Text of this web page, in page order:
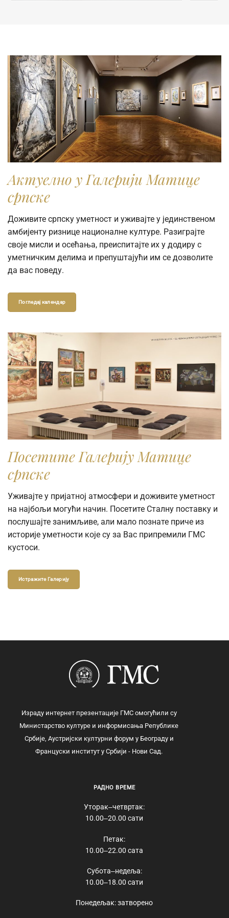
Актуелно у Галерији Матице
српске
Доживите српску уметност и уживајте у јединственом
амбијенту ризнице националне културе. Разиграјте
своје мисли и осећања, преиспитајте их у додиру с
уметничким делима и препуштајући им се дозволите
да вас поведу.
Погледај календар
Посетите Галерију Матице
српске
Уживајте у пријатној атмосфери и доживите уметност
на најбољи могући начин. Посетите Сталну поставку и
послушајте занимљиве, али мало познате приче из
историје уметности које су за Вас припремили ГМС
кустоси.
Истражите Галерију
Израду интернет презентације ГМС омогућили су
Министарство културе и информисања Републике
Србије, Аустријски културни форум у Београду и
Француски институт у Србији - Нови Сад.
РАДНО ВРЕМЕ
Уторак‒четвртак:
10.00‒20.00 сати
Петак:
10.00‒22.00 сата
Субота‒недеља:
10.00‒18.00 сати
Понедељак: затворено